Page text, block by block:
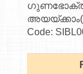
Code: